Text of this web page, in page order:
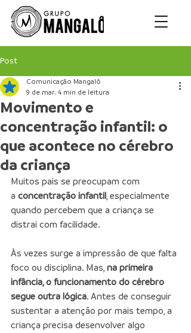
Post
Movimento e
concentração infantil: o
que acontece no cérebro
da criança
Comunicação Mangalô
9 de mar. 4 min de leitura
Muitos pais se preocupam com
a concentração infantil, especialmente
quando percebem que a criança se
distrai com facilidade.
Às vezes surge a impressão de que falta
foco ou disciplina. Mas, na primeira
infância, o funcionamento do cérebro
segue outra lógica. Antes de conseguir
sustentar a atenção por mais tempo, a
criança precisa desenvolver algo